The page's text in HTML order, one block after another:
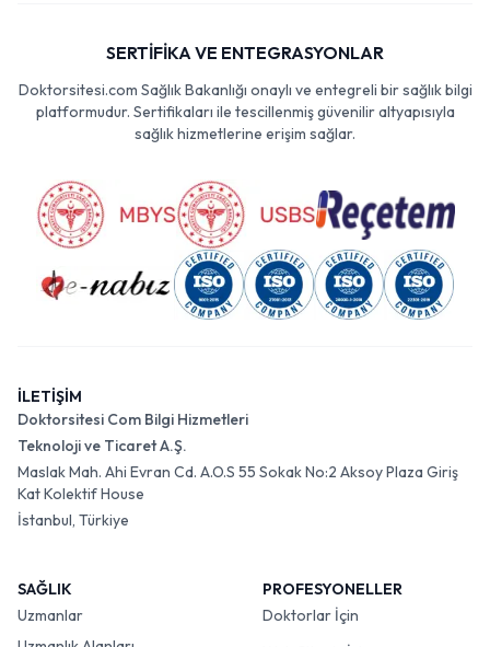
SERTİFİKA VE ENTEGRASYONLAR
Doktorsitesi.com Sağlık Bakanlığı onaylı ve entegreli bir sağlık bilgi
platformudur. Sertifikaları ile tescillenmiş güvenilir altyapısıyla
sağlık hizmetlerine erişim sağlar.
İLETİŞİM
Doktorsitesi Com Bilgi Hizmetleri
Teknoloji ve Ticaret A.Ş.
Maslak Mah. Ahi Evran Cd. A.O.S 55 Sokak No:2 Aksoy Plaza Giriş
Kat Kolektif House
İstanbul, Türkiye
SAĞLIK
Uzmanlar
PROFESYONELLER
Doktorlar İçin